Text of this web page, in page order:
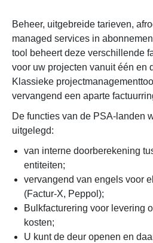
Beheer, uitgebreide tarieven,
managed services in
tool beheert deze verschillende
voor uw projecten vanuit één en
Klassieke
vervangend een aparte
De functies van de PSA-landen
uitgelegd:
van interne doorberekening
entiteiten;
vervangend van engels voor
(Factur-X, Peppol);
Bulkfacturering voor levering
kosten;
U kunt de deur openen en